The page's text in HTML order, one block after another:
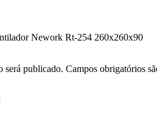
Nework Rt-254 260x260x90
será publicado. Campos obrigatórios